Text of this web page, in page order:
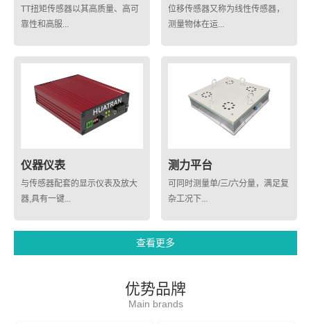
TT扭矩传感器以其高质量、高可
靠性和高服...
位移传感器又称为线性传感器，
测量物体在运...
仪器仪表
与传感器配套的显示仪表及放大
器,具有一键...
测力平台
可同时测量单/三/六分量，满足复
杂工况下...
查看更多
优势品牌
Main brands